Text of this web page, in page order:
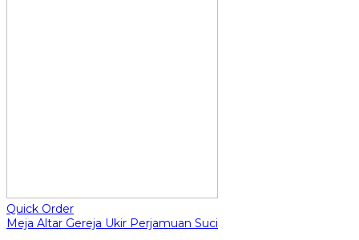
Quick Order
Meja Altar Gereja Ukir Perjamuan Suci